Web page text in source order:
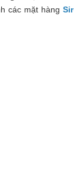
các mặt hàng